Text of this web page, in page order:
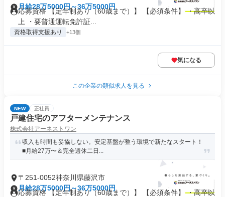
月給28万5000円～36万5000円
応募資格 【定年制あり（60歳まで）】 【必須条件】 ・高卒以
上 ・要普通運転免許証...
資格取得支援あり +13個
気になる
この企業の類似求人を見る
NEW 正社員
戸建住宅のアフターメンテナンス
株式会社アーネストワン
収入も時間も妥協しない。安定基盤が整う環境で新たなスタート！
■月給27万〜＆完全週休二日...
〒251-0052神奈川県藤沢市
月給28万5000円～36万5000円
応募資格 【定年制あり（60歳まで）】 【必須条件】 ・高卒以